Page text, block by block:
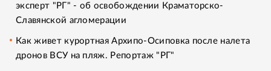
эксперт "РГ" - об освобождении Краматорско-
Славянской агломерации
Как живет курортная Архипо-Осиповка после налета
дронов ВСУ на пляж. Репортаж "РГ"